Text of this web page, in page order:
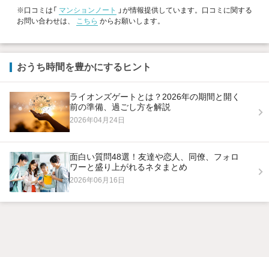
※口コミは「 マンションノート
」が情報提供しています。口コミに関する
お問い合わせは、 こちら からお願いします。
おうち時間を豊かにするヒント
ライオンズゲートとは？2026年の期間と開く
前の準備、過ごし方を解説
2026年04月24日
面白い質問48選！友達や恋人、同僚、フォロ
ワーと盛り上がれるネタまとめ
2026年06月16日